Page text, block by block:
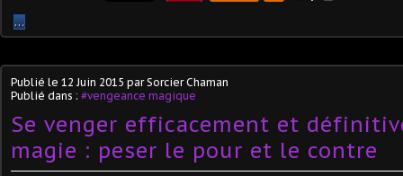
…
Publié le 12 Juin 2015 par Sorcier Chaman
Publié dans : #vengeance magique
Se venger efficacement et
magie : peser le pour et le contre